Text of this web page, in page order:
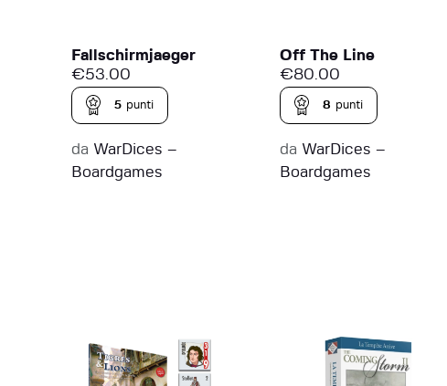
Fallschirmjaeger
€53.00
5 punti
da WarDices –
Boardgames
Off The Line
€80.00
8 punti
da WarDices –
Boardgames